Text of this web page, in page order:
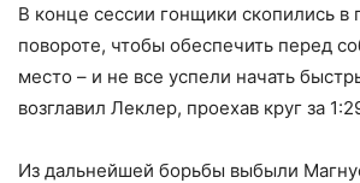
В конце сессии гонщики скопились в
повороте, чтобы обеспечить перед
место – и не все успели начать
возглавил Леклер, проехав круг за
Из дальнейшей борьбы выбыли